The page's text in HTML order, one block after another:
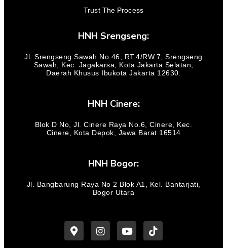
Trust The Process
HNH Srengseng:
Jl. Srengseng Sawah No.46, RT.4/RW.7, Srengseng
Sawah, Kec. Jagakarsa, Kota Jakarta Selatan,
Daerah Khusus Ibukota Jakarta 12630.
HNH Cinere:
Blok D No, Jl. Cinere Raya No.6, Cinere, Kec.
Cinere, Kota Depok, Jawa Barat 16514
HNH Bogor:
Jl. Bangbarung Raya No 2 Blok A1, Kel. Bantarjati,
Bogor Utara